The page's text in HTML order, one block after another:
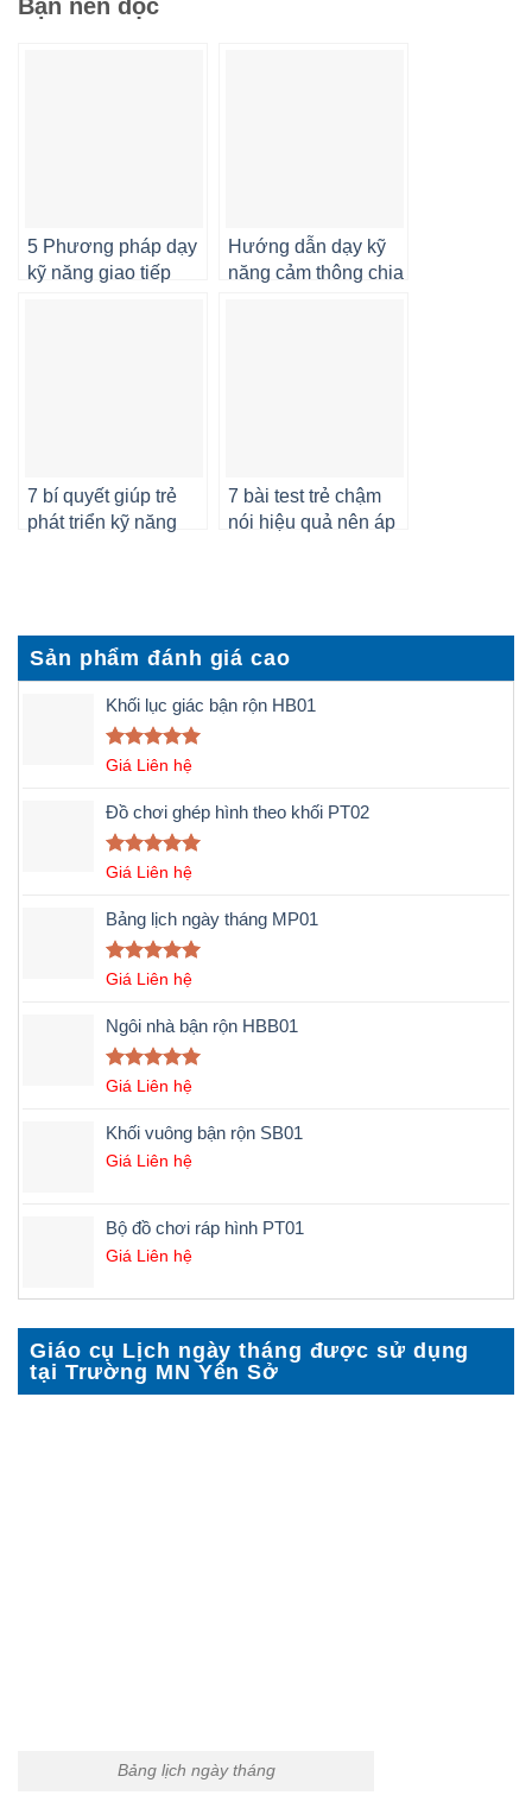
Sản phẩm đánh giá cao
Khối lục giác bận rộn HB01
Được xếp
5 sao
Giá Liên hệ
Đồ chơi ghép hình theo khối PT02
Được xếp
5 sao
Giá Liên hệ
Bảng lịch ngày tháng MP01
Được xếp
5 sao
Giá Liên hệ
Ngôi nhà bận rộn HBB01
Được xếp
5 sao
Giá Liên hệ
Khối vuông bận rộn SB01
Giá Liên hệ
Bộ đồ chơi ráp hình PT01
Giá Liên hệ
Giáo cụ Lịch ngày tháng được sử dụng
tại Trường MN Yên Sở
Bảng lịch ngày tháng
Bạn nên đọc
5 Phương pháp dạy
kỹ năng giao tiếp
Hướng dẫn dạy kỹ
năng cảm thông chia
7 bí quyết giúp trẻ
phát triển kỹ năng
7 bài test trẻ chậm
nói hiệu quả nên áp